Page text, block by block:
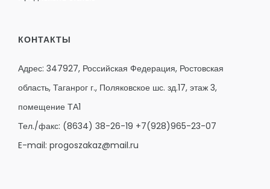
КОНТАКТЫ
Адрес: 347927, Российская Федерация, Ростовская
область, Таганрог г., Поляковское шс. зд.17, этаж 3,
помещение ТА1
Тел./факс: (8634) 38-26-19 +7(928)965-23-07
E-mail: progoszakaz@mail.ru